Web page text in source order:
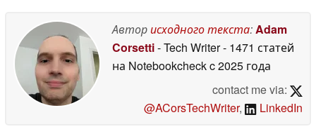
Авторисходного текста:Adam
Corsetti- Tech Writer- 1471 статей
на Notebookcheckc 2025 года
contact me via:
@ACorsTechWriter, LinkedIn